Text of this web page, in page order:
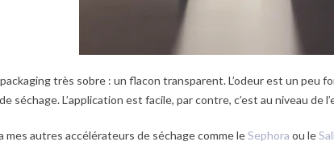
très sobre : un flacon transparent. L’odeur est un peu
séchage. L’application est facile, par contre, c’est au niveau de
mes autres accélérateurs de séchage comme leSephora ou le